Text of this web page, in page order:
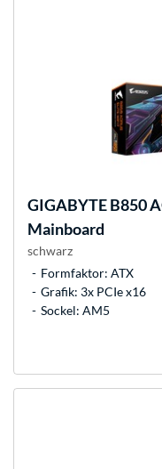
GIGABYTEB850
Mainboard
schwarz
Formfaktor: ATX
Grafik: 3x PCIe x16
Sockel: AM5